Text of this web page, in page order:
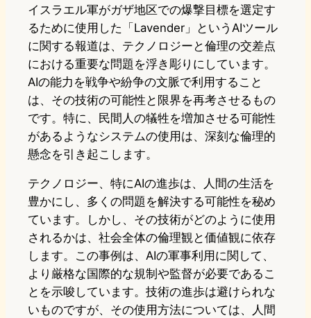
イスラエル軍がガザ地区での爆撃目標を選定す
るために使用した「Lavender」というAIツール
に関する報道は、テクノロジーと倫理の交差点
における重要な問題を浮き彫りにしています。
AIの能力を戦争や紛争の文脈で利用すること
は、その技術の可能性と限界を再考させるもの
です。特に、民間人の犠牲を増加させる可能性
があるようなシステムの使用は、深刻な倫理的
懸念を引き起こします。
テクノロジー、特にAIの進歩は、人間の生活を
豊かにし、多くの問題を解決する可能性を秘め
ています。しかし、その技術がどのように使用
されるかは、社会全体の倫理観と価値観に依存
します。この事例は、AIの軍事利用に関して、
より厳格な国際的な規制や監督が必要であるこ
とを示唆しています。技術の進歩は避けられな
いものですが、その使用方法については、人間